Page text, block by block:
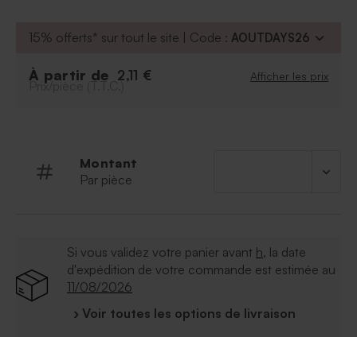
que les délicieux plats qui seront servis à insérer au
15% offerts* sur tout le site | Code : AOUTDAYS26
À partir de 2,11 € Afficher les prix
Prix/pièce (T.T.C.)
Montant
Par pièce
Si vous validez votre panier avant h, la date
d'expédition de votre commande est estimée au
11/08/2026
› Voir toutes les options de livraison